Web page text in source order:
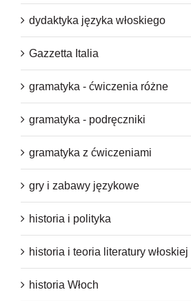
dydaktyka języka włoskiego
Gazzetta Italia
gramatyka - ćwiczenia różne
gramatyka - podręczniki
gramatyka z ćwiczeniami
gry i zabawy językowe
historia i polityka
historia i teoria literatury włoskiej
historia Włoch